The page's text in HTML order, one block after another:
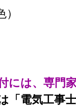
付には、専門
「電気工事